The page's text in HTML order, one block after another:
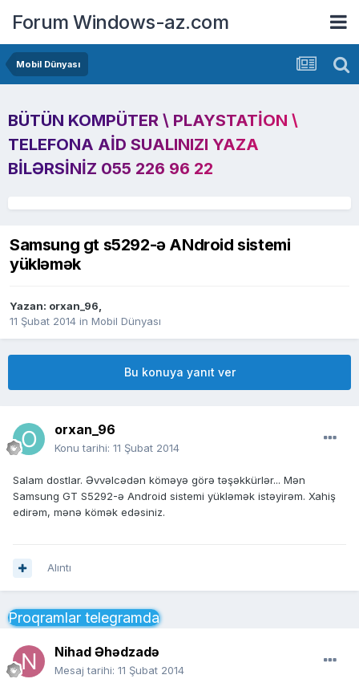
Forum Windows-az.com
Mobil Dünyası
BÜTÜN KOMPÜTER \ PLAYSTATION \
TELEFONA AID SUALINIZI YAZA
BILƏRSINIZ 055 226 96 22
Samsung gt s5292-ə ANdroid sistemi
yükləmək
Yazan: orxan_96,
11 Şubat 2014 in Mobil Dünyası
Bu konuya yanıt ver
orxan_96
Konu tarihi: 11 Şubat 2014
Salam dostlar. Əvvəlcədən köməyə görə təşəkkürlər... Mən
Samsung GT S5292-ə Android sistemi yükləmək istəyirəm. Xahiş
edirəm, mənə kömək edəsiniz.
Alıntı
Proqramlar telegramda
Nihad Əhədzadə
Mesaj tarihi: 11 Şubat 2014